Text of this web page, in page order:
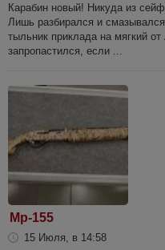
Карабин новый! Никуда из
Лишь разбирался и
тыльник приклада на мягкий
запропастился, если ...
Мр-155
15 Июля, в 14:58